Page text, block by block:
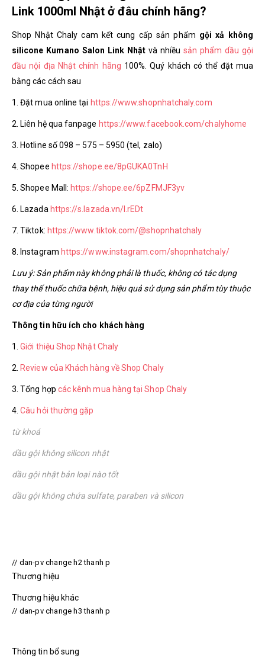
Link 1000ml Nhật ở đâu chính hãng?
Shop Nhật Chaly cam kết cung cấp sản phẩm gội xả không
silicone Kumano Salon Link Nhật và nhiều sản phẩm dầu gội
đầu nội địa Nhật chính hãng 100%. Quý khách có thể đặt mua
bằng các cách sau
1. Đặt mua online tại https://www.shopnhatchaly.com
2. Liên hệ qua fanpage https://www.facebook.com/chalyhome
3. Hotline số 098 – 575 – 5950 (tel, zalo)
4. Shopee https://shope.ee/8pGUKA0TnH
5. Shopee Mall: https://shope.ee/6pZFMJF3yv
6. Lazada https://s.lazada.vn/l.rEDt
7. Tiktok: https://www.tiktok.com/@shopnhatchaly
8. Instagram https://www.instagram.com/shopnhatchaly/
Lưu ý: Sản phẩm này không phải là thuốc, không có tác dụng
thay thế thuốc chữa bệnh, hiệu quả sử dụng sản phẩm tùy thuộc
cơ địa của từng người
Thông tin hữu ích cho khách hàng
1.Giới thiệu Shop Nhật Chaly
2. Review của Khách hàng về Shop Chaly
3. Tổng hợp các kênh mua hàng tại Shop Chaly
4.Câu hỏi thường gặp
từ khoá
dầu gội không silicon nhật
dầu gội nhật bản loại nào tốt
dầu gội không chứa sulfate, paraben và silicon
// dan-pv change h2 thanh p
Thương hiệu
Thương hiệu khác
// dan-pv change h3 thanh p
Thông tin bổ sung